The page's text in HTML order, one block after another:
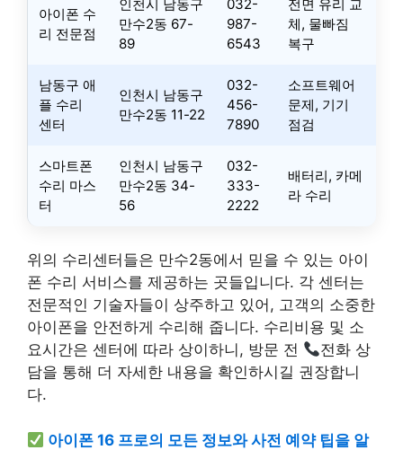
아이폰 수
리 전문점
인천시 남동구
만수2동 67-
89
032-
987-
6543
전면 유리 교
체, 물빠짐
복구
남동구 애
플 수리
센터
인천시 남동구
만수2동 11-22
032-
456-
7890
소프트웨어
문제, 기기
점검
스마트폰
수리 마스
터
인천시 남동구
만수2동 34-
56
032-
333-
2222
배터리, 카메
라 수리
위의 수리센터들은 만수2동에서 믿을 수 있는 아이
폰 수리 서비스를 제공하는 곳들입니다. 각 센터는
전문적인 기술자들이 상주하고 있어, 고객의 소중한
아이폰을 안전하게 수리해 줍니다. 수리비용 및 소
요시간은 센터에 따라 상이하니, 방문 전
전화 상
담을 통해 더 자세한 내용을 확인하시길 권장합니
다.
아이폰 16 프로의 모든 정보와 사전 예약 팁을 알